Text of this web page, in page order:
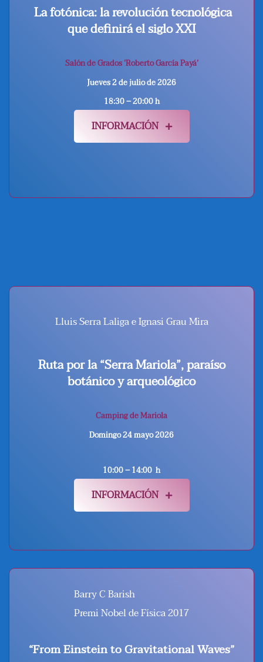
La fotónica: la revolución tecnológica
que definirá el siglo XXI
Salón de Grados ‘Roberto García Payá’
Jueves 2 de julio de 2026
18:30 – 20:00 h
INFORMACIÓN
Lluis Serra Laliga e Ignasi Grau Mira
Ruta por la “Serra Mariola”, paraíso
botánico y arqueológico
Camping de Mariola
Domingo 24 mayo2026
10:00 – 14:00 h
INFORMACIÓN
Barry C Barish
Premi Nobel de Física 2017
“From Einstein to Gravitational Waves”